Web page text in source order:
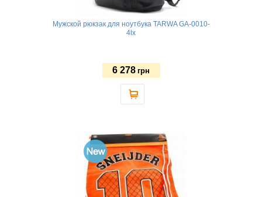
Мужской рюкзак для ноутбука TARWA GA-0010-
4lx
6 278 грн